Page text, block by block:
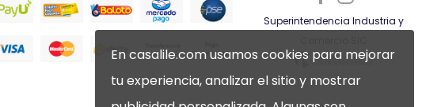
Superintendencia Industria y
En casalile.com usamos cookies para mejorar
tu experiencia, analizar el sitio y mostrar